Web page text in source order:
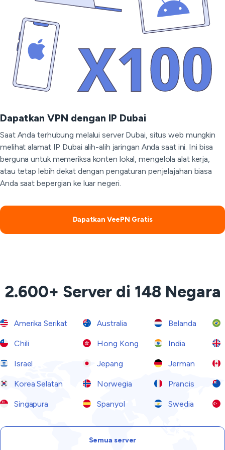
Dapatkan VPN dengan IP Dubai
Saat Anda terhubung melalui server Dubai, situs web mungkin
melihat alamat IP Dubai alih-alih jaringan Anda saat ini. Ini bisa
berguna untuk memeriksa konten lokal, mengelola alat kerja,
atau tetap lebih dekat dengan pengaturan penjelajahan biasa
Anda saat bepergian ke luar negeri.
Dapatkan VeePN Gratis
2.600+ Server di 148 Negara
Amerika Serikat Australia Belanda
Chili Hong Kong India
Israel Jepang Jerman
Korea Selatan Norwegia Prancis
Singapura Spanyol Swedia
Semua server